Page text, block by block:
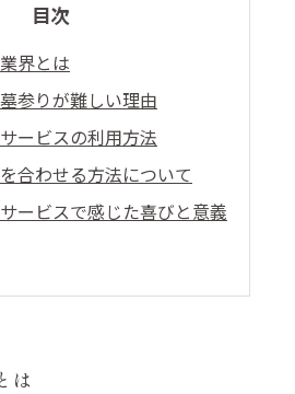
目次
界とは
参りが難しい理由
ービスの利用方法
合わせる方法について
ービスで感じた喜びと意義
は